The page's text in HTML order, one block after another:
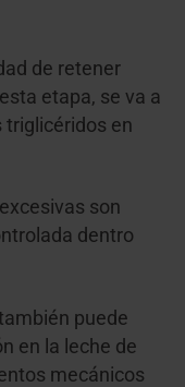
de retener
etapa, se va a
triglicéridos en
son
dentro
puede
en la leche de
mecánicos